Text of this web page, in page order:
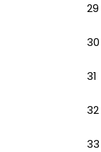
29
30
31
32
33